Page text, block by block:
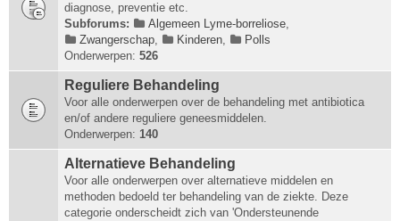
diagnose, preventie etc.
Subforums:
Algemeen Lyme-borreliose,
Zwangerschap, Kinderen,
Polls
Onderwerpen: 526
Reguliere Behandeling
Voor alle onderwerpen over de behandeling met antibiotica
en/of andere reguliere geneesmiddelen.
Onderwerpen: 140
Alternatieve Behandeling
Voor alle onderwerpen over alternatieve middelen en
methoden bedoeld ter behandeling van de ziekte. Deze
categorie onderscheidt zich van 'Ondersteunende